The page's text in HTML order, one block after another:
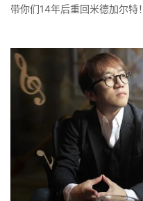
带你们14年后重回米德加尔特！